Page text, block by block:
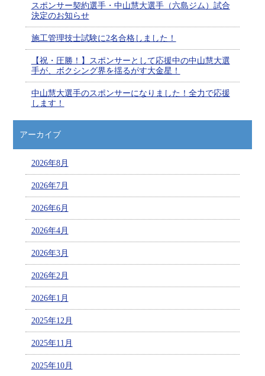
スポンサー契約選手・中山慧大選手（六島ジム）試合
決定のお知らせ
施工管理技士試験に2名合格しました！
【祝・圧勝！】スポンサーとして応援中の中山慧大選
手が、ボクシング界を揺るがす大金星！
中山慧大選手のスポンサーになりました！全力で応援
します！
アーカイブ
2026年8月
2026年7月
2026年6月
2026年4月
2026年3月
2026年2月
2026年1月
2025年12月
2025年11月
2025年10月